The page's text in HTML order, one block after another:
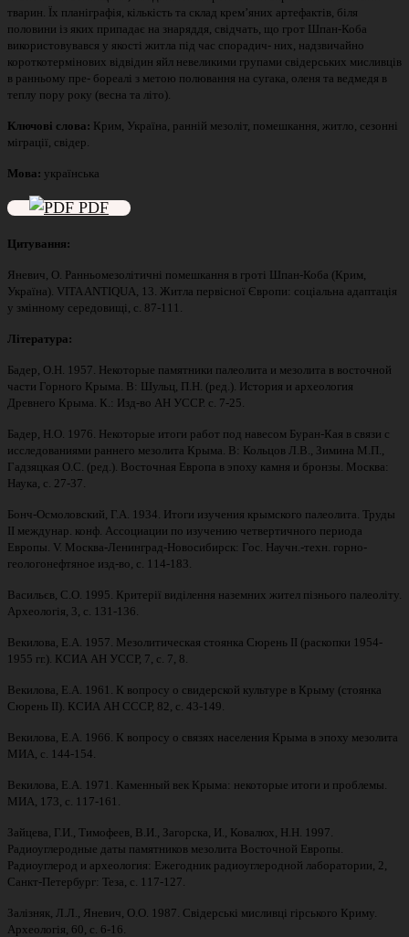
тварин. Їх планіграфія, кількість та склад крем’яних артефактів, біля
половини із яких припадає на знаряддя, свідчать, що грот Шпан-Коба
використовувався у якості житла під час спорадич- них, надзвичайно
короткотермінових відвідин яйл невеликими групами свідерських мисливців
в ранньому пре- бореалі з метою полювання на сугака, оленя та ведмедя в
теплу пору року (весна та літо).
Ключові слова: Крим, Україна, ранній мезоліт, помешкання, житло, сезонні
міграції, свідер.
Мова: українська
PDF
Цитування:
Яневич, О. Ранньомезолітичні помешкання в гроті Шпан-Коба (Крим,
Україна). VITA ANTIQUA, 13. Житла первісної Європи: соціальна адаптація
у змінному середовищі, с. 87-111.
Література:
Бадер, О.Н. 1957. Некоторые памятники палеолита и мезолита в восточной
части Горного Крыма. В: Шульц, П.Н. (ред.). История и археология
Древнего Крыма. К.: Изд-во АН УССР. с. 7-25.
Бадер, Н.О. 1976. Некоторые итоги работ под навесом Буран-Кая в связи с
исследованиями раннего мезолита Крыма. В: Кольцов Л.В., Зимина М.П.,
Гадзяцкая О.С. (ред.). Восточная Европа в эпоху камня и бронзы. Москва:
Наука, с. 27-37.
Бонч-Осмоловский, Г.А. 1934. Итоги изучения крымского палеолита. Труды
ІІ междунар. конф. Ассоциации по изучению четвертичного периода
Европы. V. Москва-Ленинград-Новосибирск: Гос. Научн.-техн. горно-
геологонефтяное изд-во, с. 114-183.
Васильєв, С.О. 1995. Критерії виділення наземних жител пізнього палеоліту.
Археологія, 3, с. 131-136.
Векилова, Е.А. 1957. Мезолитическая стоянка Сюрень II (раскопки 1954-
1955 гг.). КСИА АН УССР, 7, с. 7, 8.
Векилова, Е.А. 1961. К вопросу о свидерской культуре в Крыму (стоянка
Сюрень II). КСИА АН СССР, 82, с. 43-149.
Векилова, Е.А. 1966. К вопросу о связях населения Крыма в эпоху мезолита
МИА, с. 144-154.
Векилова, Е.А. 1971. Каменный век Крыма: некоторые итоги и проблемы.
МИА, 173, с. 117-161.
Зайцева, Г.И., Тимофеев, В.И., Загорска, И., Ковалюх, Н.Н. 1997.
Радиоуглеродные даты памятников мезолита Восточной Европы.
Радиоуглерод и археология: Ежегодник радиоуглеродной лаборатории, 2,
Санкт-Петербург: Теза, с. 117-127.
Залізняк, Л.Л., Яневич, О.О. 1987. Свідерські мисливці гірського Криму.
Археологія, 60, с. 6-16.